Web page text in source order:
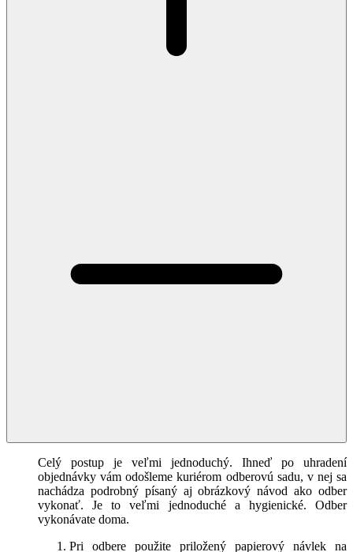
Celý postup je veľmi jednoduchý. Ihneď po uhradení
objednávky vám odošleme kuriérom odberovú sadu, v nej sa
nachádza podrobný písaný aj obrázkový návod ako odber
vykonať. Je to veľmi jednoduché a hygienické. Odber
vykonávate doma.
Pri odbere použite priložený papierový návlek na